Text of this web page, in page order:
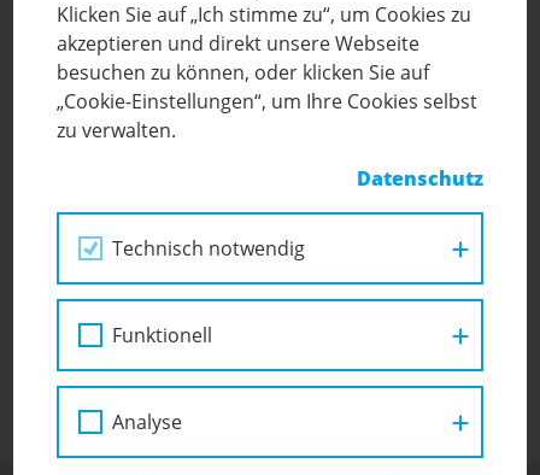
Senden
Klicken Sie auf „Ich stimme zu“, um Cookies zu
akzeptieren und direkt unsere Webseite
besuchen zu können, oder klicken Sie auf
„Cookie-Einstellungen“, um Ihre Cookies selbst
zu verwalten.
Datenschutz
Technisch notwendig
Funktionell
Analyse